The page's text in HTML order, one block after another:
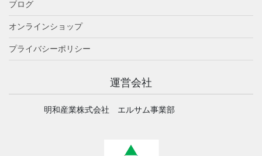
ブログ
オンラインショップ
プライバシーポリシー
運営会社
明和産業株式会社 エルサム事業部